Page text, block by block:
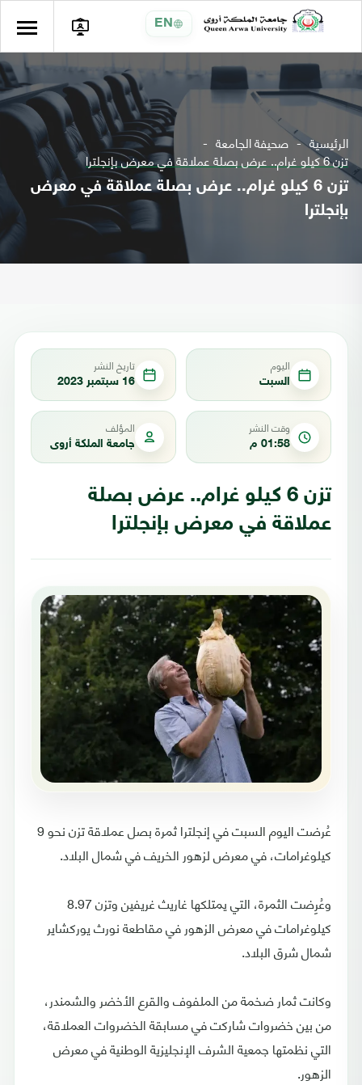
EN
الرئيسية صحيفة الجامعة
تزن 6 كيلو غرام.. عرض بصلة عملاقة في معرض بإنجلترا
تزن 6 كيلو غرام.. عرض بصلة عملاقة في معرض
بإنجلترا
اليوم
السبت
تاريخ النشر
16 سبتمبر 2023
وقت النشر
01:58 م
المؤلف
جامعة الملكة أروى
تزن 6 كيلو غرام.. عرض بصلة
عملاقة في معرض بإنجلترا
عُرضت اليوم السبت في إنجلترا ثمرة بصل عملاقة تزن نحو 9
كيلوغرامات، في معرض لزهور الخريف في شمال البلاد.
وعُرِضت الثمرة، التي يمتلكها غاريث غريفين وتزن 8.97
كيلوغرامات في معرض الزهور في مقاطعة نورث يوركشاير
شمال شرق البلاد.
وكانت ثمار ضخمة من الملفوف والقرع الأخضر والشمندر،
من بين خضروات شاركت في مسابقة الخضروات العملاقة،
التي نظمتها جمعية الشرف الإنجليزية الوطنية في معرض
الزهور.